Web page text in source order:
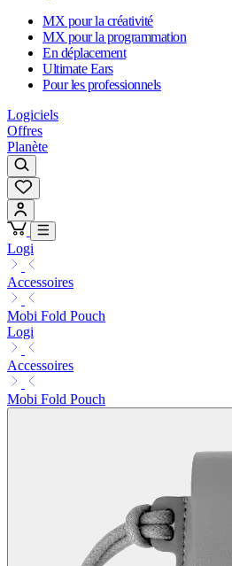
MX pour la créativité
MX pour la programmation
En déplacement
Ultimate Ears
Pour les professionnels
Logiciels
Offres
Planète
Logi
Accessoires
Mobi Fold Pouch
Logi
Accessoires
Mobi Fold Pouch